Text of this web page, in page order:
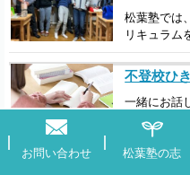
松葉塾では
リキュラム
不登校ひ
一緒にお話
もできます
寺子屋の
お問い合わせ 松葉塾の志